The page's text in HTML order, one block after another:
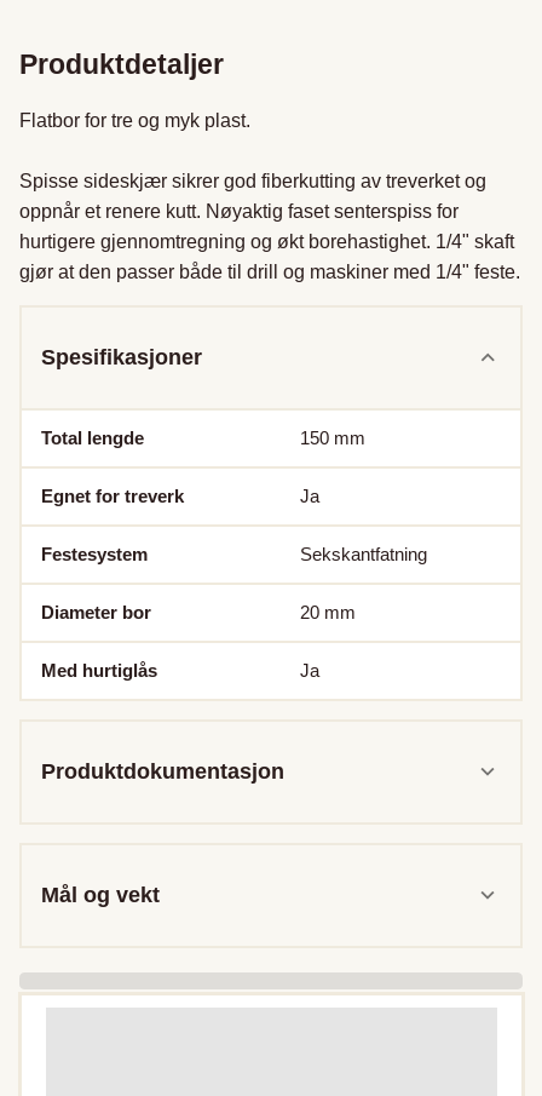
Produktdetaljer
Flatbor for tre og myk plast.
Spisse sideskjær sikrer god fiberkutting av treverket og
oppnår et renere kutt. Nøyaktig faset senterspiss for
hurtigere gjennomtregning og økt borehastighet. 1/4" skaft
gjør at den passer både til drill og maskiner med 1/4" feste.
Spesifikasjoner
Total lengde 150 mm
Egnet for treverk Ja
Festesystem Sekskantfatning
Diameter bor 20 mm
Med hurtiglås Ja
Produktdokumentasjon
Mål og vekt